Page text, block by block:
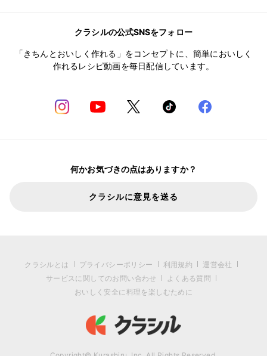
クラシルの公式SNSをフォロー
「きちんとおいしく作れる」をコンセプトに、簡単においしく
作れるレシピ動画を毎日配信しています。
何かお気づきの点はありますか？
クラシルに意見を送る
クラシルとは プライバシーポリシー 利用規約
運営会社
サービスに関してのお問い合わせ
よくある質問
おいしく安全に料理を楽しむために